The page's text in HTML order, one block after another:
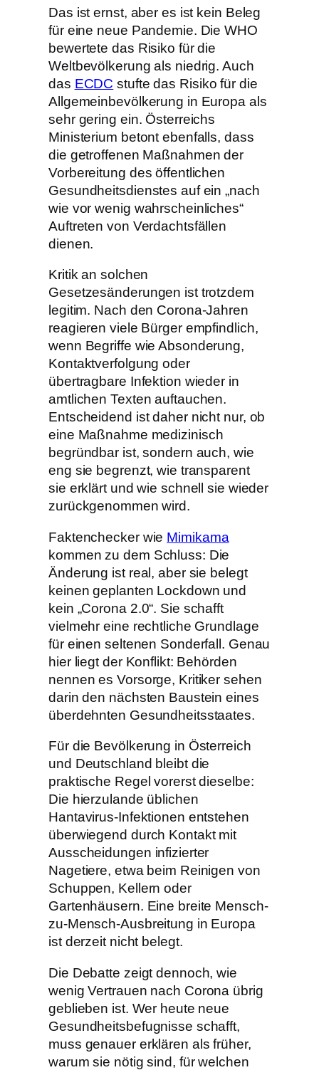
Das ist ernst, aber es ist kein Beleg
für eine neue Pandemie. Die WHO
bewertete das Risiko für die
Weltbevölkerung als niedrig. Auch
das ECDC stufte das Risiko für die
Allgemeinbevölkerung in Europa als
sehr gering ein. Österreichs
Ministerium betont ebenfalls, dass
die getroffenen Maßnahmen der
Vorbereitung des öffentlichen
Gesundheitsdienstes auf ein „nach
wie vor wenig wahrscheinliches“
Auftreten von Verdachtsfällen
dienen.
Kritik an solchen
Gesetzesänderungen ist trotzdem
legitim. Nach den Corona-Jahren
reagieren viele Bürger empfindlich,
wenn Begriffe wie Absonderung,
Kontaktverfolgung oder
übertragbare Infektion wieder in
amtlichen Texten auftauchen.
Entscheidend ist daher nicht nur, ob
eine Maßnahme medizinisch
begründbar ist, sondern auch, wie
eng sie begrenzt, wie transparent
sie erklärt und wie schnell sie wieder
zurückgenommen wird.
Faktenchecker wie Mimikama
kommen zu dem Schluss: Die
Änderung ist real, aber sie belegt
keinen geplanten Lockdown und
kein „Corona 2.0“. Sie schafft
vielmehr eine rechtliche Grundlage
für einen seltenen Sonderfall. Genau
hier liegt der Konflikt: Behörden
nennen es Vorsorge, Kritiker sehen
darin den nächsten Baustein eines
überdehnten Gesundheitsstaates.
Für die Bevölkerung in Österreich
und Deutschland bleibt die
praktische Regel vorerst dieselbe:
Die hierzulande üblichen
Hantavirus-Infektionen entstehen
überwiegend durch Kontakt mit
Ausscheidungen infizierter
Nagetiere, etwa beim Reinigen von
Schuppen, Kellern oder
Gartenhäusern. Eine breite Mensch-
zu-Mensch-Ausbreitung in Europa
ist derzeit nicht belegt.
Die Debatte zeigt dennoch, wie
wenig Vertrauen nach Corona übrig
geblieben ist. Wer heute neue
Gesundheitsbefugnisse schafft,
muss genauer erklären als früher,
warum sie nötig sind, für welchen